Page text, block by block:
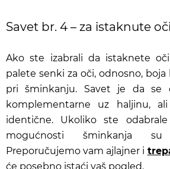
Savet br. 4 – za istaknute oči
Ako ste izabrali da istaknete
palete senki za oči, odnosno,
pri šminkanju. Savet je da se
komplementarne uz haljinu,
identične. Ukoliko ste
mogućnosti šminkanja
Preporučujemo vam ajlajner i
će posebno istaći vaš pogled.